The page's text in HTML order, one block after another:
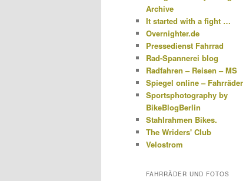
Archive
It started with a fight …
Overnighter.de
Pressedienst Fahrrad
Rad-Spannerei blog
Radfahren – Reisen – MS
Spiegel online – Fahrräder
Sportsphotography by
BikeBlogBerlin
Stahlrahmen Bikes.
The Wriders' Club
Velostrom
FAHRRÄDER UND FOTOS